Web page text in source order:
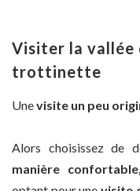
Visiter la vallée
trottinette
Unevisite un peu
Alors choisissez de
manière